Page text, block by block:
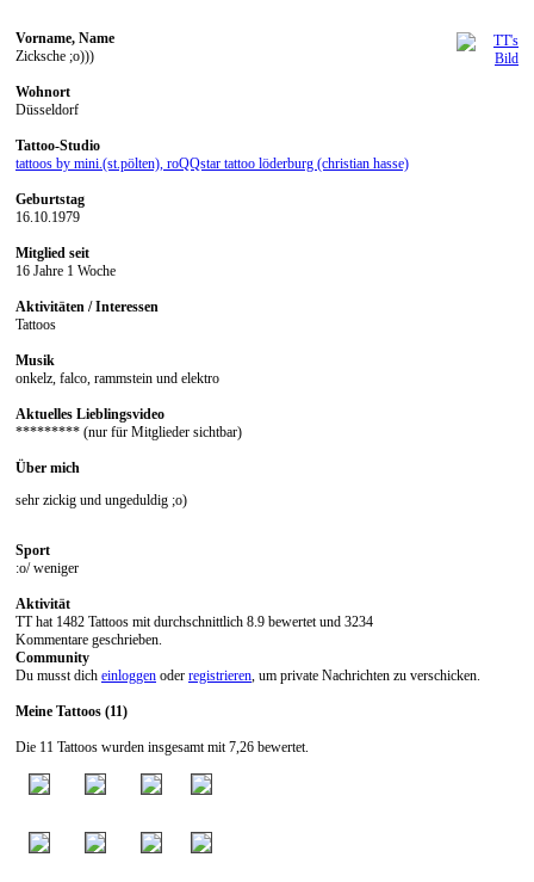
Vorname, Name
Zicksche ;o)))
Wohnort
Düsseldorf
Tattoo-Studio
tattoos by mini.(st.pölten), roQQstar tattoo löderburg (christian hasse)
Geburtstag
16.10.1979
Mitglied seit
16 Jahre 1 Woche
Aktivitäten / Interessen
Tattoos
Musik
onkelz, falco, rammstein und elektro
Aktuelles Lieblingsvideo
********* (nur für Mitglieder sichtbar)
Über mich
sehr zickig und ungeduldig ;o)
Sport
:o/ weniger
Aktivität
TT hat 1482 Tattoos mit durchschnittlich 8.9 bewertet und 3234
Kommentare geschrieben.
Community
Du musst dich einloggen oder registrieren, um private Nachrichten zu verschicken.
Meine Tattoos (11)
Die 11 Tattoos wurden insgesamt mit 7,26 bewertet.